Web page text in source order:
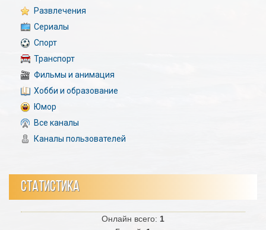
Развлечения
Сериалы
Спорт
Транспорт
Фильмы и анимация
Хобби и образование
Юмор
Все каналы
Каналы пользователей
СТАТИСТИКА
Онлайн всего: 1